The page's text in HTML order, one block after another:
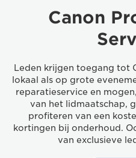
Canon
Leden krijgen toegang tot
lokaal als op grote
reparatieservice en
van het lidmaatschap,
profiteren van een
kortingen bij onderhoud.
van exclusieve